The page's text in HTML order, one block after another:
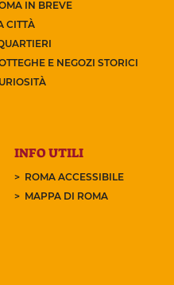
IN BREVE
CITTÀ
E NEGOZI STORICI
INFO UTILI
ROMA ACCESSIBILE
MAPPA DI ROMA